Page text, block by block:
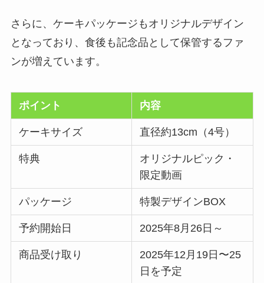
さらに、ケーキパッケージもオリジナルデザイン
となっており、食後も記念品として保管するファ
ンが増えています。
ポイント 内容
ケーキサイズ 直径約13cm（4号）
特典
オリジナルピック・
限定動画
パッケージ 特製デザインBOX
予約開始日 2025年8月26日～
商品受け取り
2025年12月19日〜25
日を予定